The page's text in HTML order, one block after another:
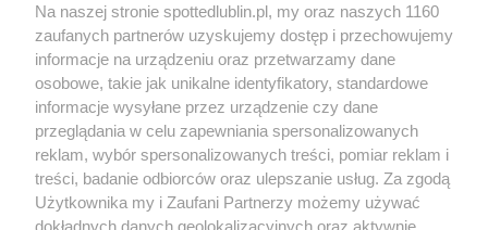
KATEGORIE
OGŁOSZENIA
WYDARZENIA
Regulamin
Polityka prywatności
RODO
Warunki korzystania z treści
Na naszej stronie spottedlublin.pl, my oraz naszych 1160
zaufanych partnerów uzyskujemy dostęp i przechowujemy
informacje na urządzeniu oraz przetwarzamy dane
osobowe, takie jak unikalne identyfikatory, standardowe
informacje wysyłane przez urządzenie czy dane
przeglądania w celu zapewniania spersonalizowanych
reklam, wybór spersonalizowanych treści, pomiar reklam i
treści, badanie odbiorców oraz ulepszanie usług. Za zgodą
Użytkownika my i Zaufani Partnerzy możemy używać
dokładnych danych geolokalizacyjnych oraz aktywnie